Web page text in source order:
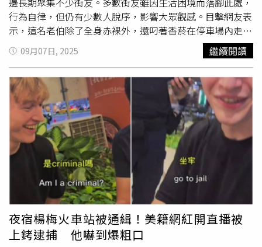
行為自律，但仍有少數人脫序，影響大眾觀感。目擊網友表
示，這名老伯除了全身赤裸外，還叼著香菸在停車場內走來
走去，讓許多路過民眾感到不適。網友又指出，台中市政府
雖然努力協助街友並淨空車站附近街友霸佔狀況，仍有部分
遊民行徑失序。一群街友經常聚集車站內抽菸、賭博、追
劇，甚至質疑善心人士分送物資，恐成「助紂為虐」。事件
引發兩極討論，部分網友留言批評「遊民太多影響市容」、
台中火車站真的很髒很噁」、「全台應該強制收容遊
民」。但亦有聲音認為，街友問題需要更全面的社會關懷與
制度性解決方案。
09月07日, 2025 繼續閱讀
夜宿楊梅火車站被通緝！美籍網紅開直播被
上銬逮捕 他嚇到爆粗口